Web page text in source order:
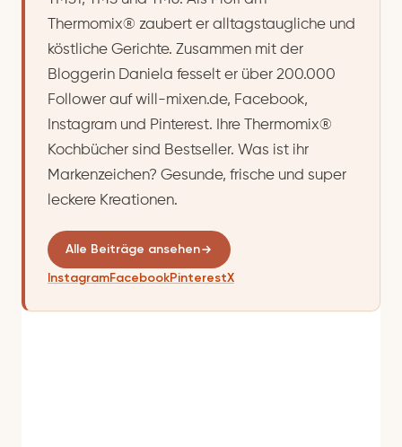
Thermomix® zaubert er alltagstaugliche und
köstliche Gerichte. Zusammen mit der
Bloggerin Daniela fesselt er über 200.000
Follower auf will-mixen.de, Facebook,
Instagram und Pinterest. Ihre Thermomix®
Kochbücher sind Bestseller. Was ist ihr
Markenzeichen? Gesunde, frische und super
leckere Kreationen.
Alle Beiträge ansehen
InstagramFacebookPinterestX